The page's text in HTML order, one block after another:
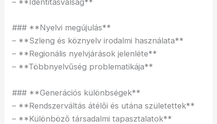
– **Identitásválság**
### **Nyelvi megújulás**
– **Szleng és köznyelv irodalmi használata**
– **Regionális nyelvjárások jelenléte**
– **Többnyelvűség problematikája**
### **Generációs különbségek**
– **Rendszerváltás átélői és utána születettek**
– **Különböző társadalmi tapasztalatok**